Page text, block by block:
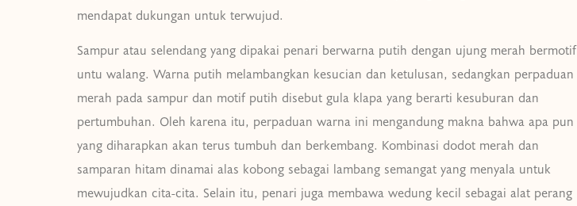
mendapat dukungan untuk terwujud.
Sampur atau selendang yang dipakai penari berwarna putih dengan ujung merah bermotif
untu walang. Warna putih melambangkan kesucian dan ketulusan, sedangkan perpaduan
merah pada sampur dan motif putih disebut gula klapa yang berarti kesuburan dan
pertumbuhan. Oleh karena itu, perpaduan warna ini mengandung makna bahwa apa pun
yang diharapkan akan terus tumbuh dan berkembang. Kombinasi dodot merah dan
samparan hitam dinamai alas kobong sebagai lambang semangat yang menyala untuk
mewujudkan cita-cita. Selain itu, penari juga membawa wedung kecil sebagai alat perang